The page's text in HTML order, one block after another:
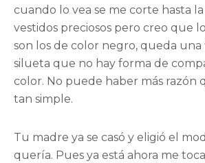
cuando lo vea se me corte hasta
vestidos preciosos pero creo que
son los de color negro, queda una
silueta que no hay forma de
color. No puede haber más razón
tan simple.
Tu madre ya se casó y eligió el
quería. Pues ya está ahora me